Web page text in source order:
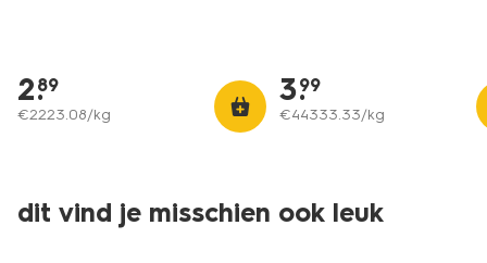
2.
89
€2223.08/kg
3.
99
€44333.33/kg
dit vind je misschien ook leuk
vegan vegan